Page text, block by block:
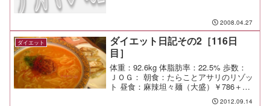
2008.04.27
ダイエット
ダイエット日記その2［116日
目］
体重：92.6kg 体脂肪率：22.5% 歩数：
ＪＯＧ： 朝食：たらことアサリのリゾッ
ト 昼食：麻辣坦々麺（大盛）￥786＋餃
子￥199（バーミヤン＠星川） 夕食： 間
2012.09.14